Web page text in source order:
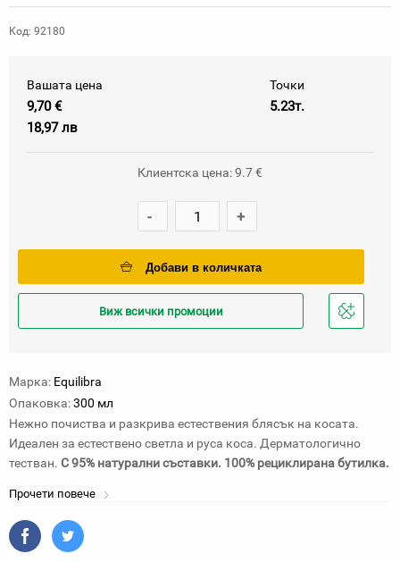
Код: 92180
Вашата цена
9,70 €
18,97 лв
Точки
5.23т.
Клиентска цена: 9.7 €
- +
Добави в количката
Виж всички промоции
Добави
Марка: Equilibra
Опаковка:300 мл
Нежно почиства и разкрива естествения блясък на косата.
Идеален за естествено светла и руса коса. Дерматологично
тестван. С 95% натурални съставки. 100% рециклирана бутилка.
Прочети повече